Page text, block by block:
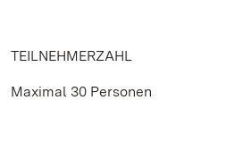
TEILNEHMERZAHL
Maximal 30 Personen